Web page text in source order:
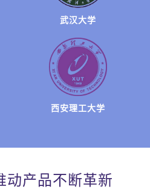
武汉大学
西安理工大学
南充职业技术学院
浙江工业职业技术学院
动产品不断革新